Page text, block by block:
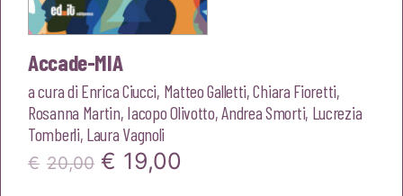
Accade-MIA
a cura di Enrica Ciucci, Matteo Galletti,Chiara Fioretti,
Rosanna Martin, Iacopo Olivotto,Andrea Smorti, Lucrezia
Tomberli, Laura Vagnoli
€ 20,00 Il
€ 19,00